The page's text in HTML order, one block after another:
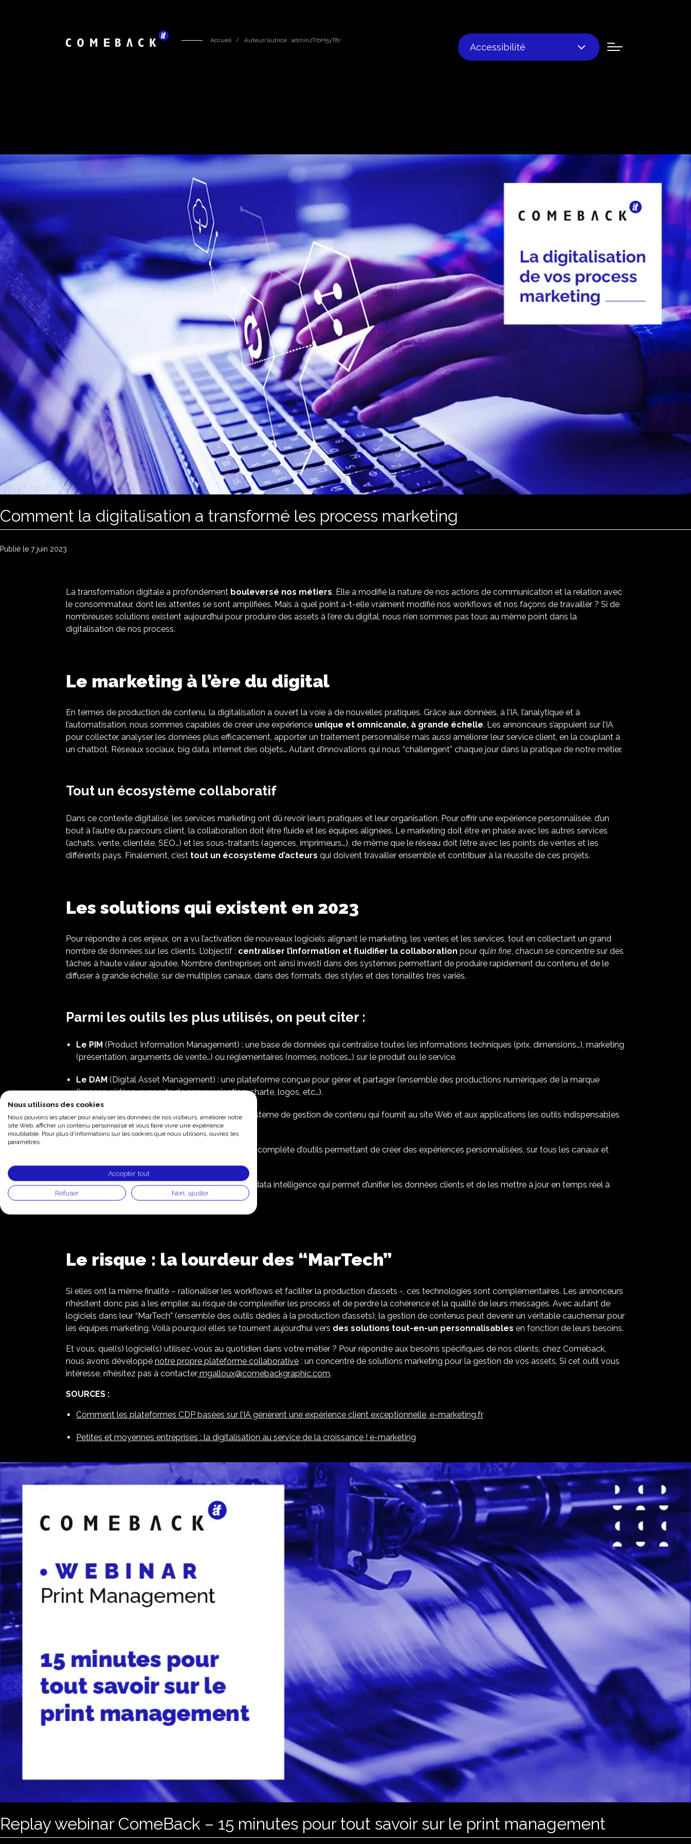
Accueil Auteur/autrice : admin2TrbH5yT8r
Comment la digitalisation a transformé les process marketing
Publié le 7 juin 2023
La transformation digitale a profondément bouleversé nos métiers. Elle a modifié la nature de nos actions de communication et la relation avec
le consommateur, dont les attentes se sont amplifiées. Mais à quel point a-t-elle vraiment modifié nos workflows et nos façons de travailler ? Si de
nombreuses solutions existent aujourd’hui pour produire des assets à l’ère du digital, nous n’en sommes pas tous au même point dans la
digitalisation de nos process.
Le marketing à l’ère du digital
En termes de production de contenu, la digitalisation a ouvert la voie à de nouvelles pratiques. Grâce aux données, à l’IA, l’analytique et à
l’automatisation, nous sommes capables de créer une expérience unique et omnicanale, à grande échelle. Les annonceurs s’appuient sur l’IA
pour collecter, analyser les données plus efficacement, apporter un traitement personnalisé mais aussi améliorer leur service client, en la couplant à
un chatbot. Réseaux sociaux, big data, internet des objets… Autant d’innovations qui nous “challengent” chaque jour dans la pratique de notre métier.
Tout un écosystème collaboratif
Dans ce contexte digitalisé, les services marketing ont dû revoir leurs pratiques et leur organisation. Pour offrir une expérience personnalisée, d’un
bout à l’autre du parcours client, la collaboration doit être fluide et les équipes alignées. Le marketing doit être en phase avec les autres services
(achats, vente, clientèle, SEO…) et les sous-traitants (agences, imprimeurs…), de même que le réseau doit l’être avec les points de ventes et les
différents pays. Finalement, c’est tout un écosystème d’acteurs qui doivent travailler ensemble et contribuer à la réussite de ces projets.
Les solutions qui existent en 2023
Pour répondre à ces enjeux, on a vu l’activation de nouveaux logiciels alignant le marketing, les ventes et les services, tout en collectant un grand
nombre de données sur les clients. L’objectif : centraliser l’information et fluidifier la collaboration pour qu’in fine, chacun se concentre sur des
tâches à haute valeur ajoutée. Nombre d’entreprises ont ainsi investi dans des systèmes permettant de produire rapidement du contenu et de le
diffuser à grande échelle, sur de multiples canaux, dans des formats, des styles et des tonalités très variés.
Parmi les outils les plus utilisés, on peut citer :
Le PIM (Product Information Management) : une base de données qui centralise toutes les informations techniques (prix, dimensions…), marketing
(présentation, arguments de vente…) ou réglementaires (normes, notices…) sur le produit ou le service.
Le DAM (Digital Asset Management) : une plateforme conçue pour gérer et partager l’ensemble des productions numériques de la marque
(images, vidéos, supports de communication, charte, logos, etc…).
Le CMS(Content Management System) : un système de gestion de contenu qui fournit au site Web et aux applications les outils indispensables
à la diffusion de contenus.
(Digital Experience Platform) : une suite complète d’outils permettant de créer des expériences personnalisées, sur tous les canaux et
Le CDP(Customer Data Platform) : un outil de data intelligence qui permet d’unifier les données clients et de les mettre à jour en temps réel à
partir des différents canaux.
Le risque : la lourdeur des “MarTech”
Si elles ont la même finalité – rationaliser les workflows et faciliter la production d’assets -, ces technologies sont complémentaires. Les annonceurs
n’hésitent donc pas à les empiler, au risque de complexifier les process et de perdre la cohérence et la qualité de leurs messages. Avec autant de
logiciels dans leur “MarTech” (ensemble des outils dédiés à la production d’assets), la gestion de contenus peut devenir un véritable cauchemar pour
les équipes marketing. Voilà pourquoi elles se tournent aujourd’hui vers des solutions tout-en-un personnalisables en fonction de leurs besoins.
Et vous, quel(s) logiciel(s) utilisez-vous au quotidien dans votre métier ? Pour répondre aux besoins spécifiques de nos clients, chez Comeback,
nous avons développé notre propre plateforme collaborative : un concentré de solutions marketing pour la gestion de vos assets. Si cet outil vous
intéresse, n’hésitez pas à contacter mgalloux@comebackgraphic.com.
SOURCES :
Comment les plateformes CDP basées sur l’IA génèrent une expérience client exceptionnelle, e-marketing.fr
Petites et moyennes entreprises : la digitalisation au service de la croissance ! e-marketing
Replay webinar ComeBack – 15 minutes pour tout savoir sur le print management
Accessibilité
Nous utilisons des cookies
Nous pouvons les placer pour analyser les données de nos visiteurs, améliorer notre
site Web, afficher un contenu personnalisé et vous faire vivre une expérience
inoubliable. Pour plus d'informations sur les cookies que nous utilisons, ouvrez les
paramètres.
Accepter tout
Refuser Non, ajuster